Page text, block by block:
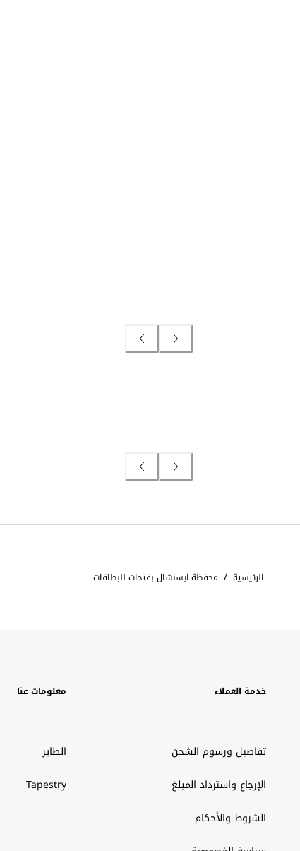
الرئيسية / محفظة ايسنشال بفتحات للبطاقات
خدمة العملاء
تفاصيل ورسوم الشحن
الإرجاع واسترداد المبلغ
الشروط والأحكام
معلومات عنا
الطاير
Tapestry